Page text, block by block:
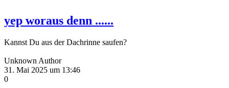
yep woraus denn ......
Kannst Du aus der Dachrinne saufen?
Unknown Author
31. Mai 2025 um 13:46
0